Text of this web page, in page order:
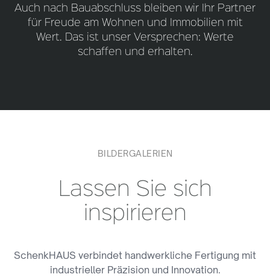
Auch nach Bauabschluss bleiben wir Ihr Partner
für Freude am Wohnen und Immobilien mit
Wert. Das ist unser Versprechen: Werte
schaffen und erhalten.
BILDERGALERIEN
Lassen Sie sich
inspirieren
SchenkHAUS verbindet handwerkliche Fertigung mit
industrieller Präzision und Innovation.